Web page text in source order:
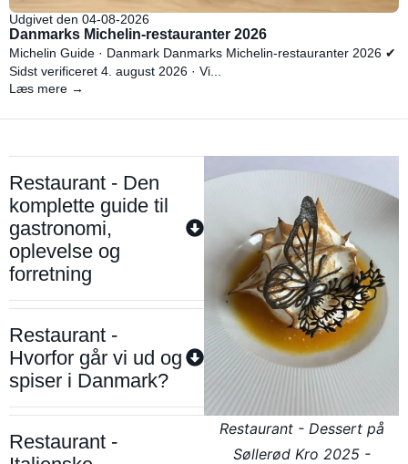
Udgivet den 04-08-2026
Danmarks Michelin-restauranter 2026
Michelin Guide · Danmark Danmarks Michelin-restauranter 2026 ✔
Sidst verificeret 4. august 2026 · Vi...
Læs mere →
Restaurant - Den
komplette guide til
gastronomi,
oplevelse og
forretning
Restaurant -
Hvorfor går vi ud og
spiser i Danmark?
Restaurant -
Restaurant - Dessert på
Søllerød Kro 2025 -